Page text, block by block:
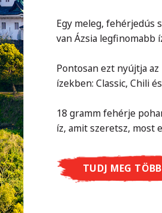
Egy meleg, fehérjedús
van Ázsia legfinomabb
Pontosan ezt nyújtja
ízekben: Classic, Chili
18 gramm fehérje
íz, amit szeretsz, most
TUDJ MEG